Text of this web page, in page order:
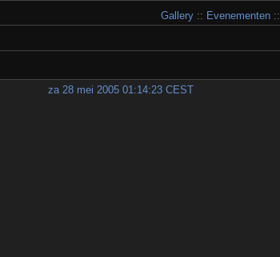
Gallery :: Evenementen ::